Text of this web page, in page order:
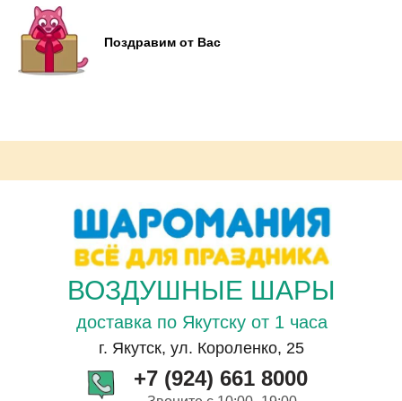
Поздравим от Вас
ВОЗДУШНЫЕ ШАРЫ
доставка по Якутску от 1 часа
г. Якутск, ул. Короленко, 25
+7 (924) 661 8000